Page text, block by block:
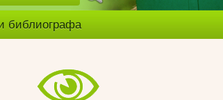
библиографа